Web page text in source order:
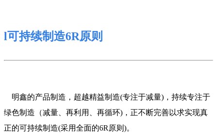
l可持续制造6R原则
明鑫的产品制造，超越精益制造(专注于减量) ，持续专注于
绿色制造（减量、再利用、再循环) ，正不断完善以求实现真
正的可持续制造(采用全面的6R 原则 )。